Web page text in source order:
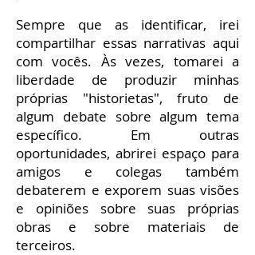
Sempre que as identificar, irei
compartilhar essas narrativas aqui
com vocês. Às vezes, tomarei a
liberdade de produzir minhas
próprias "historietas", fruto de
algum debate sobre algum tema
específico. Em outras
oportunidades, abrirei espaço para
amigos e colegas também
debaterem e exporem suas visões
e opiniões sobre suas próprias
obras e sobre materiais de
terceiros.